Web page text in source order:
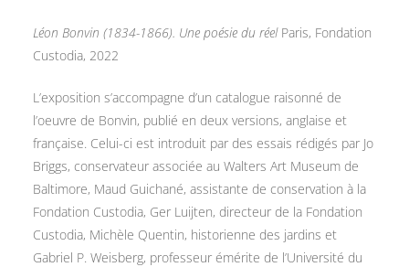
Léon Bonvin (1834-1866). Une poésie du réel Paris, Fondation
Custodia, 2022
L’exposition s’accompagne d’un catalogue raisonné de
l’oeuvre de Bonvin, publié en deux versions, anglaise et
française. Celui-ci est introduit par des essais rédigés par Jo
Briggs, conservateur associée au Walters Art Museum de
Baltimore, Maud Guichané, assistante de conservation à la
Fondation Custodia, Ger Luijten, directeur de la Fondation
Custodia, Michèle Quentin, historienne des jardins et
Gabriel P. Weisberg, professeur émérite de l’Université du